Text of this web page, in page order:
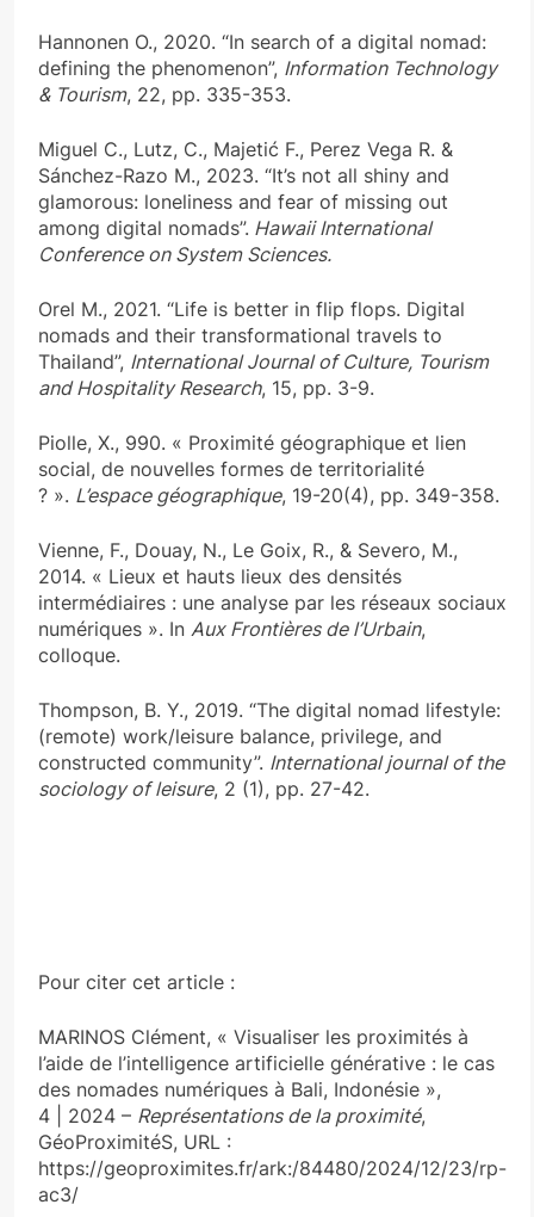
Hannonen O., 2020. “In search of a digital nomad:
defining the phenomenon”, Information Technology
& Tourism, 22, pp. 335-353.
Miguel C., Lutz, C., Majetić F., Perez Vega R. &
Sánchez-Razo M., 2023. “It’s not all shiny and
glamorous: loneliness and fear of missing out
among digital nomads”. Hawaii International
Conference on System Sciences.
Orel M., 2021. “Life is better in flip flops. Digital
nomads and their transformational travels to
Thailand”, International Journal of Culture, Tourism
and Hospitality Research, 15, pp. 3-9.
Piolle, X., 990. « Proximité géographique et lien
social, de nouvelles formes de territorialité
? ». L’espace géographique, 19-20(4), pp. 349-358.
Vienne, F., Douay, N., Le Goix, R., & Severo, M.,
2014. « Lieux et hauts lieux des densités
intermédiaires : une analyse par les réseaux sociaux
numériques ». In Aux Frontières de l’Urbain,
colloque.
Thompson, B. Y., 2019. “The digital nomad lifestyle:
(remote) work/leisure balance, privilege, and
constructed community”. International journal of the
sociology of leisure, 2 (1), pp. 27-42.
Pour citer cet article :
MARINOS Clément, « Visualiser les proximités à
l’aide de l’intelligence artificielle générative : le cas
des nomades numériques à Bali, Indonésie »,
4 | 2024 – Représentations de la proximité,
GéoProximitéS, URL :
https://geoproximites.fr/ark:/84480/2024/12/23/rp-
ac3/